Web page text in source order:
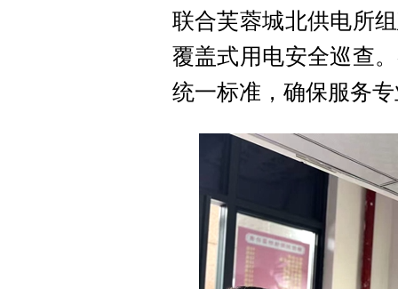
联合芙蓉城北供电所
覆盖式用电安全巡查
统一标准，确保服务